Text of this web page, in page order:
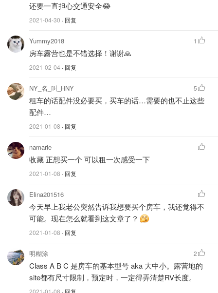
图片来自于@happilyrv.com，版权属于原作者
房车的三大Tank
自带水箱(Clear Water Tank)：在没有外接水源的情况
Tank
灰水箱(Gray Water Tank)：用来存放除了冲马桶以外的
了，用来存放冲马桶的污水。
每个水箱都有自己的容量感应器，方便随时查看容量。
还要一直担心交通安全😂
2021-04-30 · 回复
Yummy2018
房车露营也是不错选择！谢谢🙏
2021-02-04 · 回复
1
NY_名_叫_HNY
租车的话配件没必要买，买车的话…需要的也不止这些
配件…
2021-01-08 · 回复
5
namarie
收藏 正想买一个 可以租一次感受一下
2021-01-08 · 回复
Elina201516
今天早上我老公突然告诉我想要买个房车，我还觉得不
可能。现在怎么就看到这文章了？
2021-01-08 · 回复
明糊涂
Class A B C 是房车的基本型号 aka 大中小。露营地的
site都有尺寸限制，预定时，一定得弄清楚RV长度。
2